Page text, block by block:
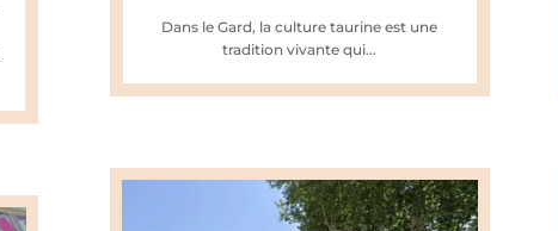
Dans le Gard, la culture taurine est une
tradition vivante qui...